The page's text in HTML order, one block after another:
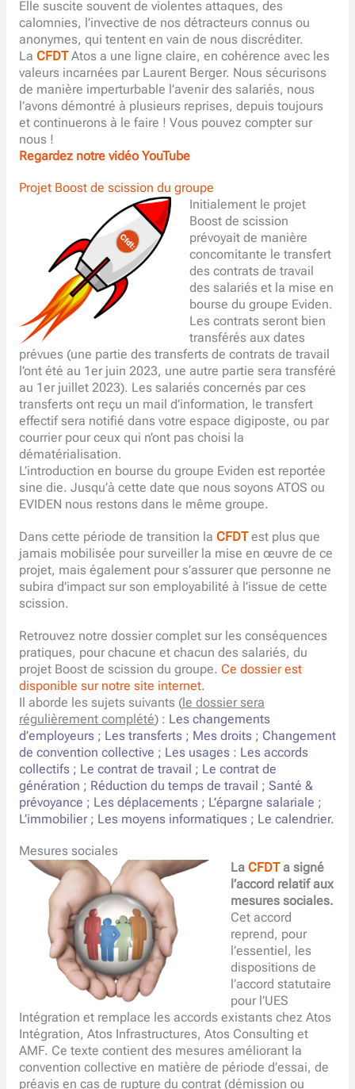
Elle suscite souvent de violentes attaques, des
calomnies, l’invective de nos détracteurs connus ou
anonymes, qui tentent en vain de nous discréditer.
La CFDT Atos a une ligne claire, en cohérence avec les
valeurs incarnées par Laurent Berger. Nous sécurisons
de manière imperturbable l’avenir des salariés, nous
l’avons démontré à plusieurs reprises, depuis toujours
et continuerons à le faire ! Vous pouvez compter sur
nous !
Regardez notre vidéo YouTube
Projet Boost de scission du groupe
Initialement le projet
Boost de scission
prévoyait de manière
concomitante le transfert
des contrats de travail
des salariés et la mise en
bourse du groupe Eviden.
Les contrats seront bien
transférés aux dates
prévues (une partie des transferts de contrats de travail
l’ont été au 1er juin 2023, une autre partie sera transféré
au 1er juillet 2023). Les salariés concernés par ces
transferts ont reçu un mail d’information, le transfert
effectif sera notifié dans votre espace digiposte, ou par
courrier pour ceux qui n’ont pas choisi la
dématérialisation.
L’introduction en bourse du groupe Eviden est reportée
sine die. Jusqu’à cette date que nous soyons ATOS ou
EVIDEN nous restons dans le même groupe.
Dans cette période de transition la CFDT est plus que
jamais mobilisée pour surveiller la mise en œuvre de ce
projet, mais également pour s’assurer que personne ne
subira d’impact sur son employabilité à l’issue de cette
scission.
Retrouvez notre dossier complet sur les conséquences
pratiques, pour chacune et chacun des salariés, du
projet Boost de scission du groupe. Ce dossier est
disponible sur notre site internet.
Il aborde les sujets suivants (le dossier sera
régulièrement complété) : Les changements
d’employeurs ; Les transferts ; Mes droits ; Changement
de convention collective ; Les usages : Les accords
collectifs ; Le contrat de travail ; Le contrat de
génération ; Réduction du temps de travail ; Santé &
prévoyance ; Les déplacements ; L’épargne salariale ;
L’immobilier ; Les moyens informatiques ; Le calendrier.
Mesures sociales
La CFDT a signé
l’accord relatif aux
mesures sociales.
Cet accord
reprend, pour
l’essentiel, les
dispositions de
l’accord statutaire
pour l’UES
Intégration et remplace les accords existants chez Atos
Intégration, Atos Infrastructures, Atos Consulting et
AMF. Ce texte contient des mesures améliorant la
convention collective en matière de période d’essai, de
préavis en cas de rupture du contrat (démission ou